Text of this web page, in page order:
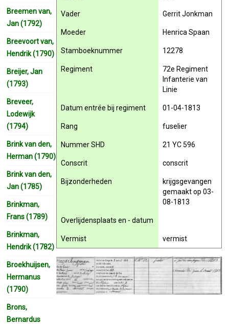
Vader Gerrit Jonkman
Moeder Henrica Spaan
Stamboeknummer 12278
Regiment
72e Regiment
Infanterie van
Linie
Datum entrée bij regiment 01-04-1813
Rang fuselier
Nummer SHD 21 YC 596
Conscrit conscrit
Bijzonderheden
krijgsgevangen
gemaakt op 03-
08-1813
Overlijdensplaats en - datum
Vermist vermist
Breemen van,
Jan (1792)
Breevoort van,
Hendrik (1790)
Breijer, Jan
(1793)
Breveer,
Lodewijk
(1794)
Brink van den,
Herman (1790)
Brink van den,
Jan (1785)
Brinkman,
Frans (1789)
Brinkman,
Hendrik (1782)
Broekhuijsen,
Hermanus
(1790)
Brons,
Bernardus